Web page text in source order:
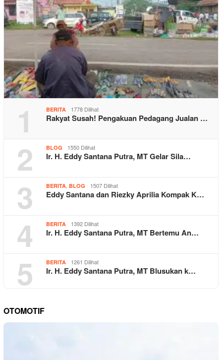
1 BERITA 1778 Dilihat
Rakyat Susah! Pengakuan Pedagang Jualan …
2 BLOG 1550 Dilihat
Ir. H. Eddy Santana Putra, MT Gelar Sila…
3 BERITA BLOG 1507 Dilihat
Eddy Santana dan Riezky Aprilia Kompak K…
4 BERITA 1392 Dilihat
Ir. H. Eddy Santana Putra, MT Bertemu An…
5 BERITA 1261 Dilihat
Ir. H. Eddy Santana Putra, MT Blusukan k…
OTOMOTIF